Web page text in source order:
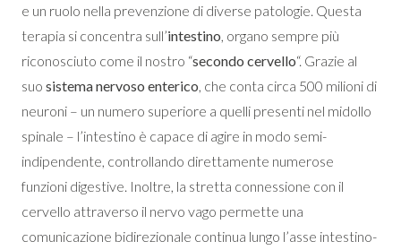
e un ruolo nella prevenzione di diverse patologie. Questa
terapia si concentra sull’intestino , organo sempre più
riconosciuto come il nostro “secondo cervello“. Grazie al
suo sistema nervoso enterico , che conta circa 500 milioni di
neuroni – un numero superiore a quelli presenti nel midollo
spinale – l’intestino è capace di agire in modo semi-
indipendente, controllando direttamente numerose
funzioni digestive. Inoltre, la stretta connessione con il
cervello attraverso il nervo vago permette una
comunicazione bidirezionale continua lungo l’asse intestino-